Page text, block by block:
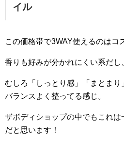
イル
この価格帯で3WAY使えるのはコ
香りも好みが分かれにくい系だし
むしろ「しっとり感」「まとまり
バランスよく整ってる感じ。
ザボディショップの中でもこれは
だと思い ます！